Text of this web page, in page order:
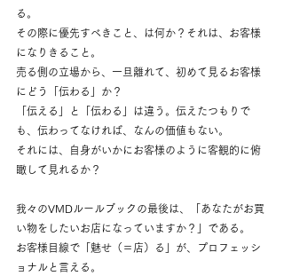
る。
その際に優先すべきこと、は何か？それは、お客様
になりきること。
売る側の立場から、一旦離れて、初めて見るお客様
にどう「伝わる」か？
「伝える」と「伝わる」は違う。伝えたつもりで
も、伝わってなければ、なんの価値もない。
それには、自身がいかにお客様のように客観的に俯
瞰して見れるか？
我々のVMDルールブックの最後は、「あなたがお買
い物をしたいお店になっていますか？」である。
お客様目線で「魅せ（＝店）る」が、プロフェッシ
ョナルと言える。